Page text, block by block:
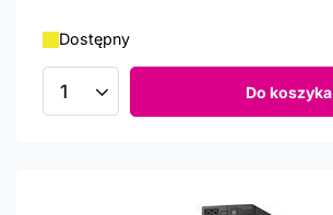
Dostępny
Ilość produktów Do koszyka